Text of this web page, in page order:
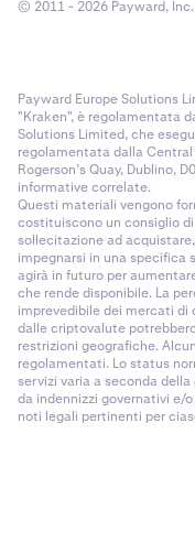
© 2011 - 2026 Payward, Inc.
Payward Europe Solutions
"Kraken", è regolamentata
Solutions Limited, che
regolamentata dalla Central
Rogerson’s Quay, Dublino,
informative correlate.
Questi materiali vengono
costituiscono un consiglio
sollecitazione ad
impegnarsi in una specifica
agirà in futuro per
che rende disponibile. La
imprevedibile dei mercati di
dalle criptovalute
restrizioni geografiche.
regolamentati. Lo status
servizi varia a seconda
da indennizzi governativi e/
noti legali pertinenti per